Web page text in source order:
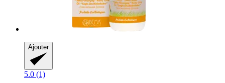
Ajouter
5.0 (1)